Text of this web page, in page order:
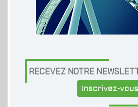
RECEVEZ NOTRE
Inscrivez-vous